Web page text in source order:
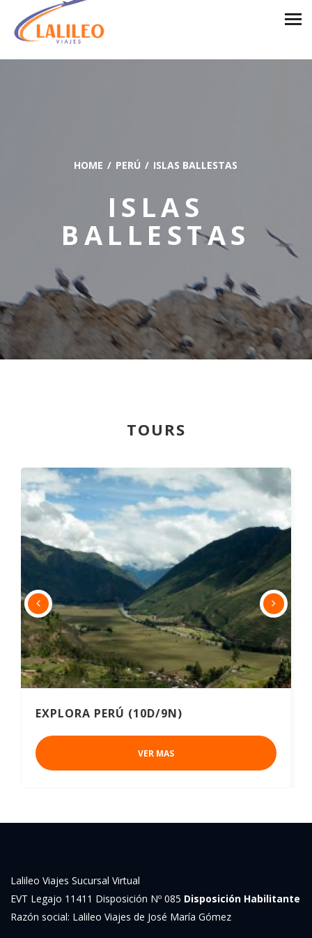
HOME PERÚ ISLAS BALLESTAS
ISLAS
BALLESTAS
TOURS
EXPLORA PERÚ (10D/9N)
VER MAS
Lalileo Viajes Sucursal Virtual
EVT Legajo 11411 Disposición Nº 085 Disposición Habilitante
Razón social: Lalileo Viajes de José María Gómez